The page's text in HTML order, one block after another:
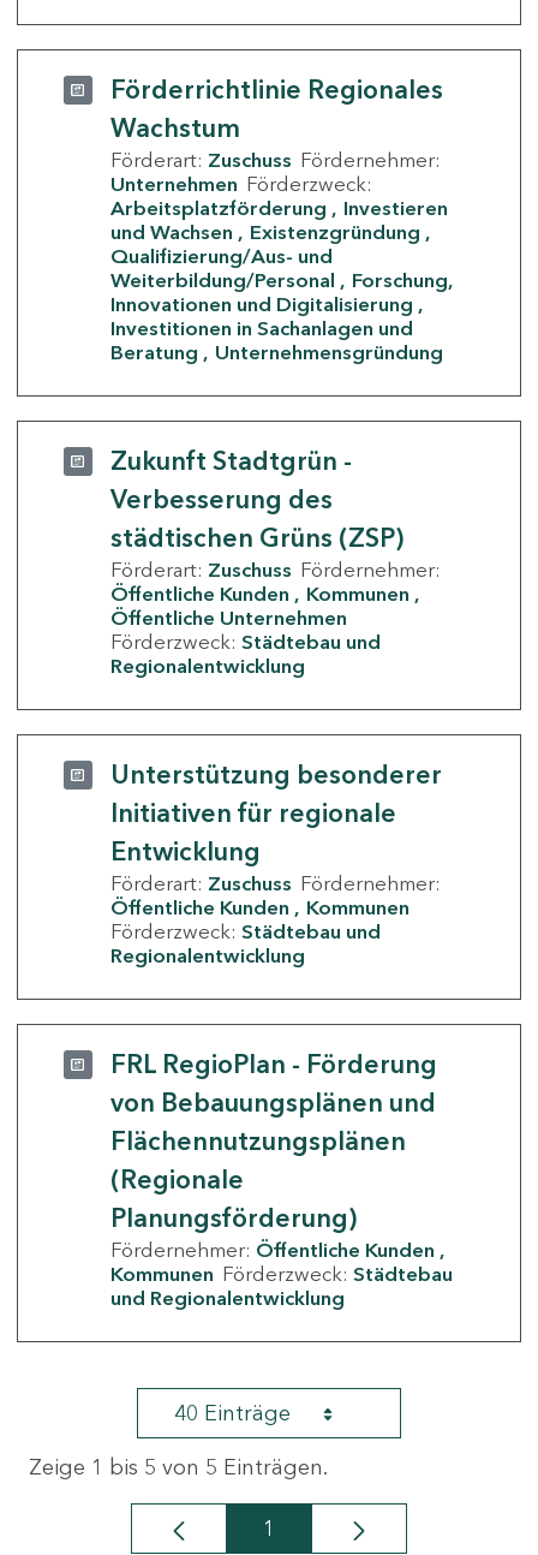
Förderrichtlinie Regionales
Wachstum
Förderart: Zuschuss Fördernehmer:
Unternehmen Förderzweck:
Arbeitsplatzförderung
Investieren
und Wachsen
Existenzgründung
Qualifizierung/Aus- und
Weiterbildung/Personal
Forschung,
Innovationen und Digitalisierung
Investitionen in Sachanlagen und
Beratung
Unternehmensgründung
Zukunft Stadtgrün -
Verbesserung des
städtischen Grüns (ZSP)
Förderart: Zuschuss Fördernehmer:
Öffentliche Kunden
Kommunen
Öffentliche Unternehmen
Förderzweck: Städtebau und
Regionalentwicklung
Unterstützung besonderer
Initiativen für regionale
Entwicklung
Förderart: Zuschuss Fördernehmer:
Öffentliche Kunden
Kommunen
Förderzweck: Städtebau und
Regionalentwicklung
FRL RegioPlan - Förderung
von Bebauungsplänen und
Flächennutzungsplänen
(Regionale
Planungsförderung)
Fördernehmer: Öffentliche Kunden
Kommunen Förderzweck: Städtebau
und Regionalentwicklung
40 Einträge
Zeige 1 bis 5 von 5 Einträgen.
Seite
1